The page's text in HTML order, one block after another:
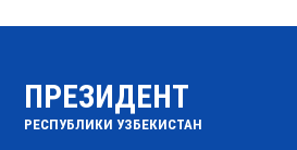
ПРЕЗИДЕНТ
РЕСПУБЛИКИ УЗБЕКИСТАН